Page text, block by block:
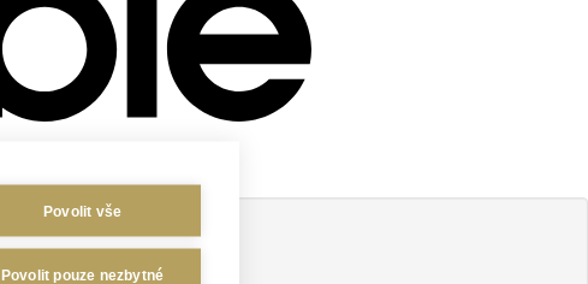
Povolit vše
Povolit pouze nezbytné